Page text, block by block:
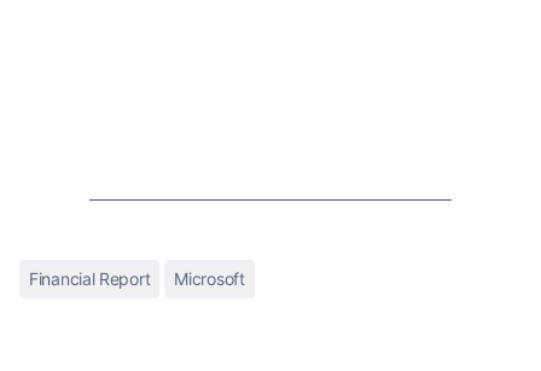
Financial Report Microsoft